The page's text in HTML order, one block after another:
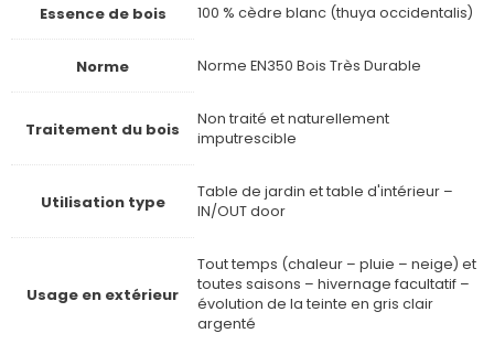
Essence de bois 100 % cèdre blanc (thuya occidentalis)
Norme Norme EN350 Bois Très Durable
Traitement du bois
Non traité et naturellement
imputrescible
Utilisation type
Table de jardin et table d'intérieur –
IN/OUT door
Usage en extérieur
Tout temps (chaleur – pluie – neige) et
toutes saisons – hivernage facultatif –
évolution de la teinte en gris clair
argenté